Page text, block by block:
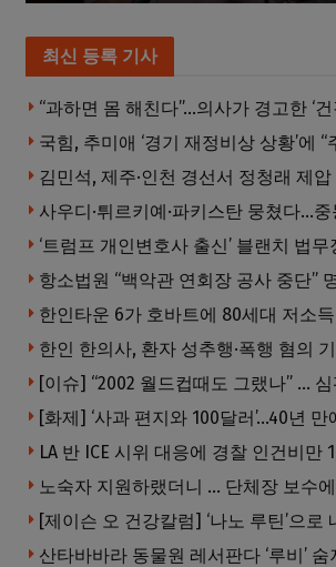
최신 등록 기사
“과하면 몸 해친다”…의사가 경고한 ‘건
김민석, 제주·인천 경선서 정청래 제
항소법원 “백악관 연회장 공사 중단”
한인타운 6가 호바트에 80세대 저소
[제이슨 오 건강칼럼] ‘나노 루틴’으로
산타바바라 동물원 레서판다 ‘루비’ 숨